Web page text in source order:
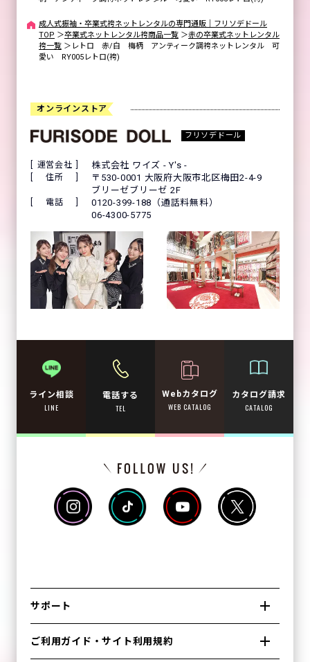
成人式振袖・卒業式袴ネットレンタルの専門通販｜フリソデドール
TOP ＞卒業式ネットレンタル袴商品一覧 ＞赤の卒業式ネットレンタル
袴一覧 ＞ レトロ 赤/白 梅柄 アンティーク調袴ネットレンタル 可
愛い RY005レトロ(袴)
オンラインストア
フリソデドール
運営会社 株式会社 ワイズ - Y's -
住所
〒530-0001 大阪府大阪市北区梅田2-4-9
ブリーゼブリーゼ 2F
電話
0120-399-188（通話料無料）
06-4300-5775
ライン相談
LINE
電話する
TEL
Webカタログ
WEB CATALOG
カタログ請求
CATALOG
サポート
ご利用ガイド・サイト利用規約